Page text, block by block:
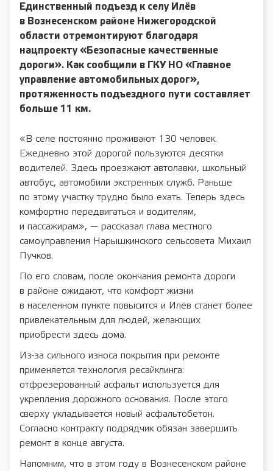
Единственный подъезд к селу Илёв
в Вознесенском районе Нижегородской
области отремонтируют благодаря
нацпроекту «Безопасные качественные
дороги». Как сообщили в ГКУ НО «Главное
управление автомобильных дорог»,
протяженность подъездного пути составляет
больше 11 км.
«В селе постоянно проживают 130 человек.
Ежедневно этой дорогой пользуются десятки
водителей. Здесь проезжают автолавки, школьный
автобус, автомобили экстренных служб. Раньше
по этому участку трудно было ехать. Теперь здесь
комфортно передвигаться и водителям,
и пассажирам», — рассказал глава местного
самоуправления Нарышкинского сельсовета Михаил
Пучков.
По его словам, после окончания ремонта дороги
в районе ожидают, что комфорт жизни
в населенном пункте повысится и Илёв станет более
привлекательным для людей, желающих
приобрести здесь дома.
Из-за сильного износа покрытия при ремонте
применяется технология ресайклинга:
отфрезерованный асфальт используется для
укрепления дорожного основания. После этого
сверху укладывается новый асфальтобетон.
Согласно контракту подрядчик обязан завершить
ремонт в конце августа.
Напомним, что в этом году в Вознесенском районе